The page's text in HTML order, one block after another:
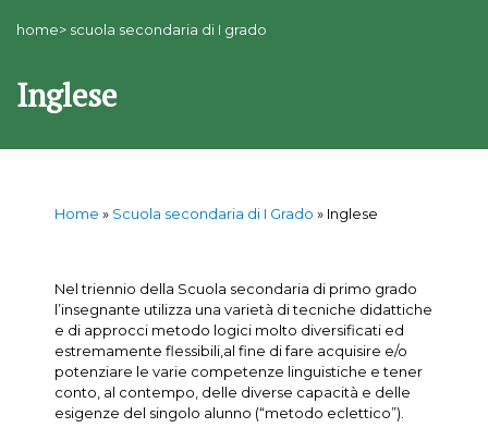
home> scuola secondaria di I grado
Inglese
Home » Scuola secondaria di I Grado » Inglese
Nel triennio della Scuola secondaria di primo grado
l’insegnante utilizza una varietà di tecniche didattiche
e di approcci metodo logici molto diversificati ed
estremamente flessibili,al fine di fare acquisire e/o
potenziare le varie competenze linguistiche e tener
conto, al contempo, delle diverse capacità e delle
esigenze del singolo alunno (“metodo eclettico”).